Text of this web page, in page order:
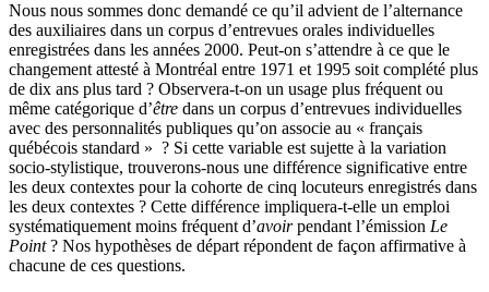
Nous nous sommes donc demandé ce qu’il advient de l’alternance
des auxiliaires dans un corpus d’entrevues orales individuelles
enregistrées dans les années 2000. Peut-on s’attendre à ce que le
changement attesté à Montréal entre 1971 et 1995 soit complété plus
de dix ans plus tard ? Observera-t-on un usage plus fréquent ou
même catégorique d’être dans un corpus d’entrevues individuelles
avec des personnalités publiques qu’on associe au « français
québécois standard » ? Si cette variable est sujette à la variation
socio-stylistique, trouverons-nous une différence significative entre
les deux contextes pour la cohorte de cinq locuteurs enregistrés dans
les deux contextes ? Cette différence impliquera-t-elle un emploi
systématiquement moins fréquent d’avoirpendant l’émission Le
Point? Nos hypothèses de départ répondent de façon affirmative à
chacune de ces questions.